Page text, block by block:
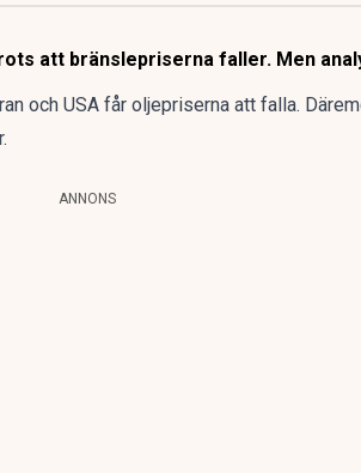
att bränslepriserna faller. Men
och USA får oljepriserna att falla.
ANNONS